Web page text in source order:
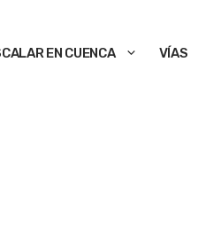
EN CUENCA VÍAS